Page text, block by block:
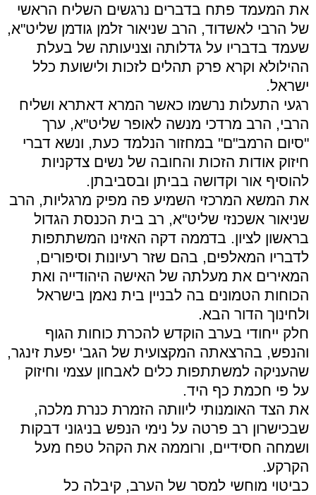
את המעמד פתח בדברים נרגשים השליח הראשי
של הרבי לאשדוד, הרב שניאור זלמן גודמן שליט"א,
שעמד בדבריו על גדלותה וצניעותה של בעלת
ההילולא וקרא פרק תהלים לזכות ולישועת כלל
ישראל.
רגעי התעלות נרשמו כאשר המרא דאתרא ושליח
הרבי, הרב מרדכי מנשה לאופר שליט"א, ערך
"סיום הרמב"ם" במחזור הנלמד כעת, ונשא דברי
חיזוק אודות הזכות והחובה של נשים צדקניות
להוסיף אור וקדושה בביתן ובסביבתן.
את המשא המרכזי השמיע פה מפיק מרגליות, הרב
שניאור אשכנזי שליט"א, רב בית הכנסת הגדול
בראשון לציון. בדממה דקה האזינו המשתתפות
לדבריו המאלפים, בהם שזר רעיונות וסיפורים,
המאירים את מעלתה של האישה היהודייה ואת
הכוחות הטמונים בה לבניין בית נאמן בישראל
ולחינוך הדור הבא.
חלק ייחודי בערב הוקדש להכרת כוחות הגוף
והנפש, בהרצאתה המקצועית של הגב' יפעת זינגר,
שהעניקה למשתתפות כלים לאבחון עצמי וחיזוק
על פי חכמת כף היד.
את הצד האומנותי ליוותה הזמרת כנרת מלכה,
שבכישרון רב פרטה על נימי הנפש בניגוני דבקות
ושמחה חסידיים, ורוממה את הקהל טפח מעל
הקרקע.
כביטוי מוחשי למסר של הערב, קיבלה כל